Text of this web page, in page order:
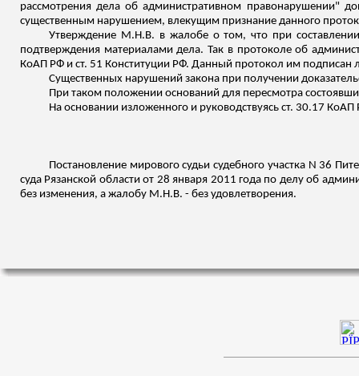
рассмотрения дела об административном правонарушении"
существенным нарушением, влекущим признание данного
Утверждение М.Н.В. в жалобе о том, что при
подтверждения материалами дела. Так в протоколе об
КоАП РФ и ст. 51 Конституции РФ. Данный протокол им подписан
Существенных нарушений закона при получении
При таком положении оснований для пересмотра
На основании изложенного и руководствуясь ст. 30.17 КоАП
Постановление мирового судьи судебного участка N 36
суда Рязанской области от 28 января 2011 года по делу об
без изменения, а жалобу М.Н.В. - без удовлетворения.